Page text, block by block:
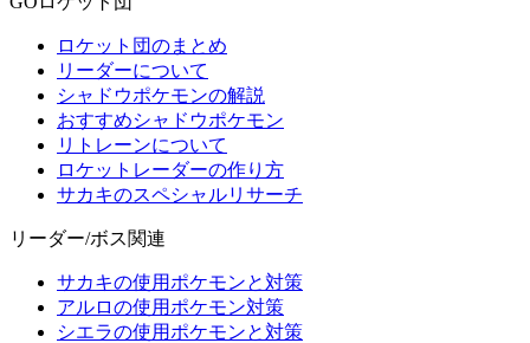
ロケット団のまとめ
リーダーについて
シャドウポケモンの解説
おすすめシャドウポケモン
リトレーンについて
ロケットレーダーの作り方
サカキのスペシャルリサーチ
リーダー/ボス関連
サカキの使用ポケモンと対策
アルロの使用ポケモン対策
シエラの使用ポケモンと対策